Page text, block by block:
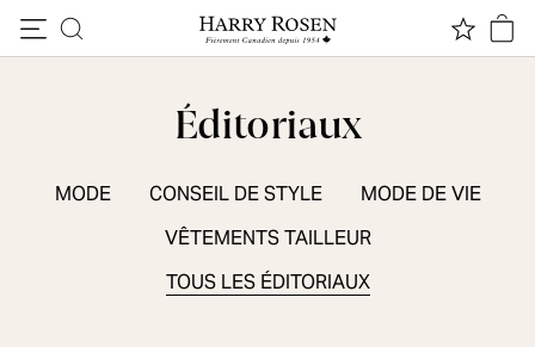
Éditoriaux
MODE CONSEIL DE STYLE
MODE DE VIE
VÊTEMENTS TAILLEUR
TOUS LES ÉDITORIAUX